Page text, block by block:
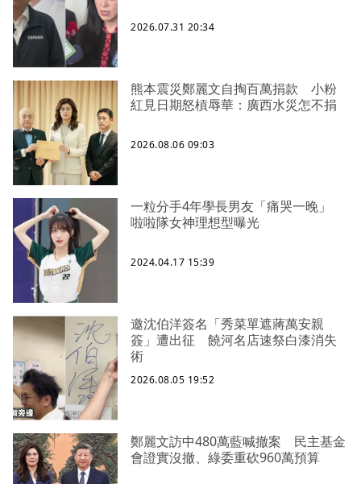
2026.07.31 20:34
熊本震災鄭麗文自掏百萬捐款 小粉
紅見日期怒槓辱華：廣西水災怎不捐
2026.08.06 09:03
一粒分手4年學長男友「痛哭一晚」
啦啦隊女神理想型曝光
2024.04.17 15:39
邀沈伯洋簽名「秀菜單遮蔣萬安親
簽」遭出征 饒河名店速祭白漆消失
術
2026.08.05 19:52
鄭麗文訪中480萬藍喊撤案 民主基金
會證實沒撤、綠委重砍960萬預算